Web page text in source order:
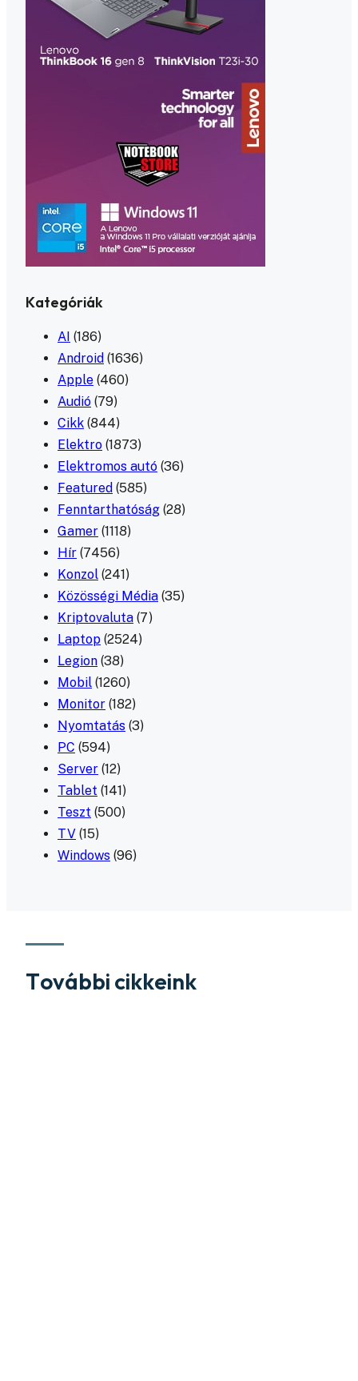
Kategóriák
AI (186)
Android (1636)
Apple (460)
Audió (79)
Cikk (844)
Elektro (1873)
Elektromos autó (36)
Featured (585)
Fenntarthatóság (28)
Gamer (1118)
Hír (7456)
Konzol (241)
Közösségi Média (35)
Kriptovaluta (7)
Laptop (2524)
Legion (38)
Mobil (1260)
Monitor (182)
Nyomtatás (3)
PC (594)
Server (12)
Tablet (141)
Teszt (500)
TV (15)
Windows (96)
További cikkeink